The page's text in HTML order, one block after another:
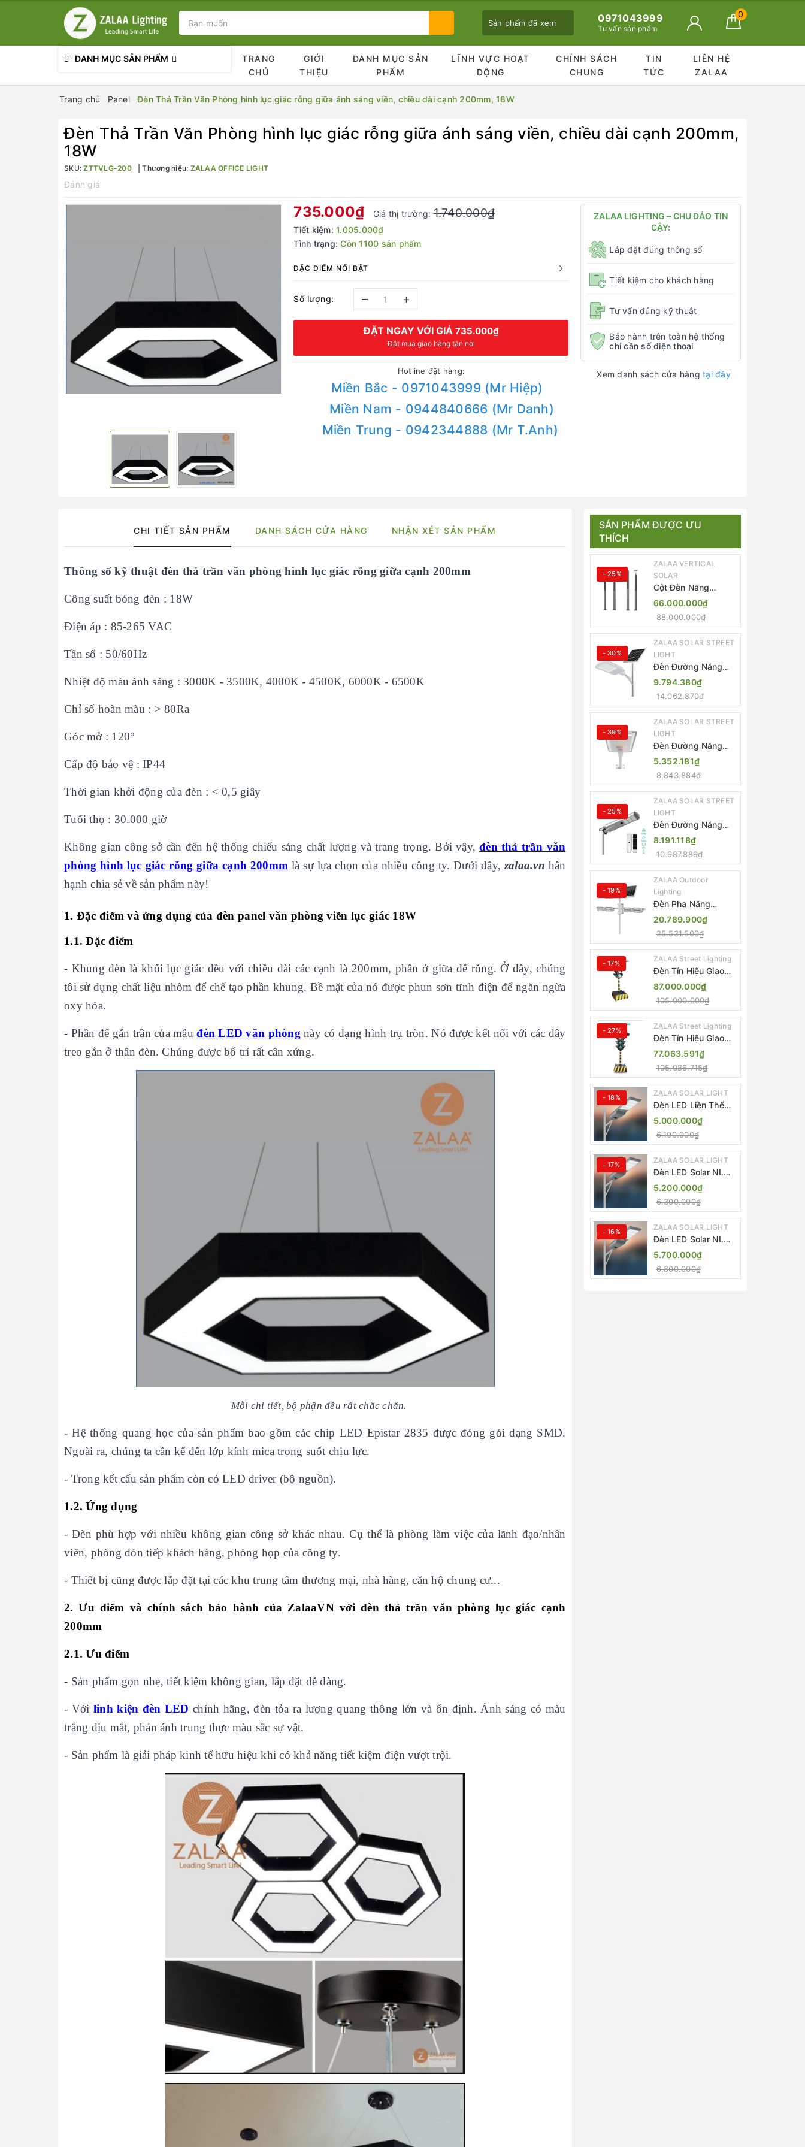
Sản phẩm đã xem
Bạn chưa xem sản phẩm nào
0971043999
Tư vấn sản phẩm
0
DANH MỤC SẢN PHẨM
TRANG
CHỦ
GIỚI
THIỆU
DANH MỤC SẢN
PHẨM
LĨNH VỰC HOẠT
ĐỘNG
CHÍNH SÁCH
CHUNG
TIN
TỨC
LIÊN HỆ
ZALAA
Trang chủ Panel Đèn Thả Trần Văn Phòng hình lục giác rỗng giữa ánh sáng viền, chiều dài cạnh 200mm, 18W
Đèn Thả Trần Văn Phòng hình lục giác rỗng giữa ánh sáng viền, chiều dài cạnh 200mm,
18W
SKU:ZTTVLG-200 Thương hiệu: ZALAA OFFICE LIGHT
Đánh giá
735.000₫ Giá thị trường:1.740.000₫
Tiết kiệm:1.005.000₫
Tình trạng: Còn 1100 sản phẩm
ĐẶC ĐIỂM NỔI BẬT
Số lượng: – +
ĐẶT NGAY VỚI GIÁ 735.000₫
Đặt mua giao hàng tận nơi
Hotline đặt hàng:
Miền Bắc - 0971043999 (Mr Hiệp)
Miền Nam - 0944840666 (Mr Danh)
Miền Trung - 0942344888 (Mr T.Anh)
ZALAA LIGHTING – CHU ĐÁO TIN
CẬY:
Lắp đặt đúng thông số
Tiết kiệm cho khách hàng
Tư vấnđúng kỹ thuật
Bảo hành trên toàn hệ thống
chỉ cần số điện thoại
Xem danh sách cửa hàngtại đây
CHI TIẾT SẢN PHẨM DANH SÁCH CỬA HÀNG NHẬN XÉT SẢN PHẨM
Thông số kỹ thuật đèn thả trần văn phòng hình lục giác rỗng giữa cạnh 200mm
Công suất bóng đèn : 18W
Điện áp : 85-265 VAC
Tần số : 50/60Hz
Nhiệt độ màu ánh sáng : 3000K - 3500K, 4000K - 4500K, 6000K - 6500K
Chỉ số hoàn màu : > 80Ra
Góc mở : 120°
Cấp độ bảo vệ : IP44
Thời gian khởi động của đèn : < 0,5 giây
Tuổi thọ : 30.000 giờ
Không gian công sở cần đến hệ thống chiếu sáng chất lượng và trang trọng. Bởi vậy,đèn thả trần văn
phòng hình lục giác rỗng giữa cạnh 200mm là sự lựa chọn của nhiều công ty. Dưới đây, zalaa.vn hân
hạnh chia sẻ về sản phẩm này!
1. Đặc điểm và ứng dụng của đèn panel văn phòng viền lục giác 18W
1.1. Đặc điểm
- Khung đèn là khối lục giác đều với chiều dài các cạnh là 200mm, phần ở giữa để rỗng. Ở đây, chúng
tôi sử dụng chất liệu nhôm để chế tạo phần khung. Bề mặt của nó được phun sơn tĩnh điện để ngăn ngừa
oxy hóa.
- Phần đế gắn trần của mẫuđèn LED văn phòng này có dạng hình trụ tròn. Nó được kết nối với các dây
treo gắn ở thân đèn. Chúng được bố trí rất cân xứng.
Mỗi chi tiết, bộ phận đều rất chắc chắn.
- Hệ thống quang học của sản phẩm bao gồm các chip LED Epistar 2835 được đóng gói dạng SMD.
Ngoài ra, chúng ta cần kể đến lớp kính mica trong suốt chịu lực.
- Trong kết cấu sản phẩm còn có LED driver (bộ nguồn).
1.2. Ứng dụng
- Đèn phù hợp với nhiều không gian công sở khác nhau. Cụ thể là phòng làm việc của lãnh đạo/nhân
viên, phòng đón tiếp khách hàng, phòng họp của công ty.
- Thiết bị cũng được lắp đặt tại các khu trung tâm thương mại, nhà hàng, căn hộ chung cư...
2. Ưu điểm và chính sách bảo hành của ZalaaVN với đèn thả trần văn phòng lục giác cạnh
200mm
2.1. Ưu điểm
- Sản phẩm gọn nhẹ, tiết kiệm không gian, lắp đặt dễ dàng.
- Với linh kiện đèn LED chính hãng, đèn tỏa ra lượng quang thông lớn và ổn định. Ánh sáng có màu
trắng dịu mắt, phản ánh trung thực màu sắc sự vật.
- Sản phẩm là giải pháp kinh tế hữu hiệu khi có khả năng tiết kiệm điện vượt trội.
SẢN PHẨM ĐƯỢC ƯU
THÍCH
- 25%
ZALAA VERTICAL
SOLAR
Cột Đèn Năng
Lượng Mặt Trời Dọc
Thông Minh ZSR-
YYDS-360 | ZALAA
Jsc
66.000.000₫
88.000.000₫
- 30%
ZALAA SOLAR STREET
LIGHT
Đèn Đường Năng
Lượng Mặt Trời
Thông Minh Điều
Khiển MPPT ZL-
GMX01 ZALAA
9.794.380₫
14.062.870₫
- 39%
ZALAA SOLAR STREET
LIGHT
Đèn Đường Năng
Lượng Mặt Trời
Nhôm Đúc ZALAA
ZL-BWH Cao Cấp
IP65
5.352.181₫
8.843.884₫
- 25%
ZALAA SOLAR STREET
LIGHT
Đèn Đường Năng
Lượng Mặt Trời Tích
Hợp Camera ZALAA
ZL-BJ04-CCTV
(80W, IP65)
8.191.118₫
10.987.889₫
- 19%
ZALAA Outdoor
Lighting
Đèn Pha Năng
Lượng Mặt Trời Sân
Thể Thao ZALAA
Jsc Chống Nước
IP65 Cao Cấp
20.789.900₫
25.531.500₫
- 17% ZALAA Street Lighting
Đèn Tín Hiệu Giao
Thông Di Động Năng
Lượng Mặt Trời
ZALAA ZL-300A-D
87.000.000₫
105.000.000₫
- 27% ZALAA Street Lighting
Đèn Tín Hiệu Giao
Thông Di Động Năng
Lượng Mặt Trời
ZALAA ZL-409300C
77.063.591₫
105.086.715₫
- 18% ZALAA SOLAR LIGHT
Đèn LED Liền Thể
ZALAA Solar Street
Light ZKC-TG 20W
25W 30W All In One
5.000.000₫
6.100.000₫
- 17% ZALAA SOLAR LIGHT
Đèn LED Solar NLMT
Liền Thể ZKC-TG
20W All in One |
ZALAA Street Light
5.200.000₫
6.300.000₫
- 16% ZALAA SOLAR LIGHT
Đèn LED Solar NLMT
Liền Thể ZKC-TG
25W All in One |
ZALAA Street Light
5.700.000₫
6.800.000₫